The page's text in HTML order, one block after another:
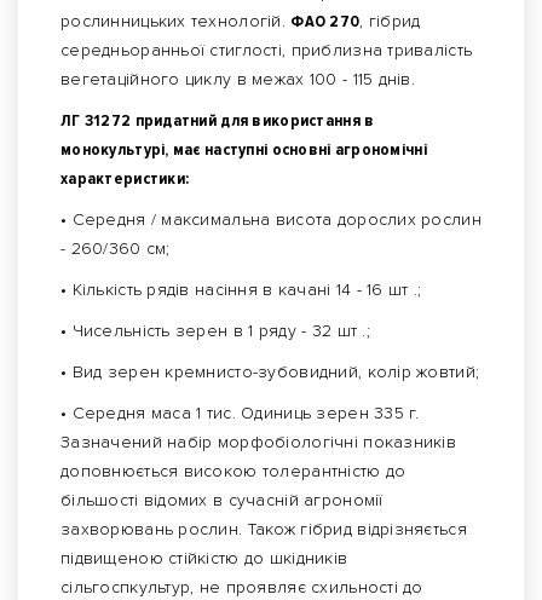
рослинницьких технологій. ФАО 270, гібрид
середньоранньої стиглості, приблизна тривалість
вегетаційного циклу в межах 100 - 115 днів.
ЛГ 31272 придатний для використання в
монокультурі, має наступні основні агрономічні
характеристики:
• Середня / максимальна висота дорослих рослин
- 260/360 см;
• Кількість рядів насіння в качані 14 - 16 шт .;
• Чисельність зерен в 1 ряду - 32 шт .;
• Вид зерен кремнисто-зубовидний, колір жовтий;
• Середня маса 1 тис. Одиниць зерен 335 г.
Зазначений набір морфобіологічні показників
доповнюється високою толерантністю до
більшості відомих в сучасній агрономії
захворювань рослин. Також гібрид відрізняється
підвищеною стійкістю до шкідників
сільгоспкультур, не проявляє схильності до